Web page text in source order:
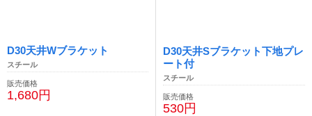
D30天井Wブラケット
スチール
販売価格
1,680円
D30天井Sブラケット下地プレ
ート付
スチール
販売価格
530円